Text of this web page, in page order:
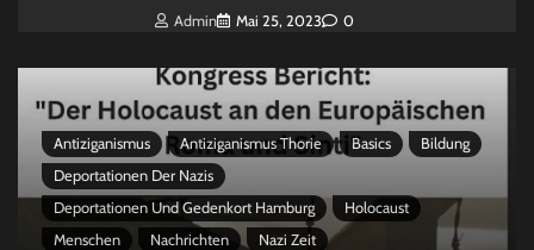
Admin Mai 25, 2023 0
Antiziganismus Antiziganismus Thorie Basics
Bildung
Deportationen Der Nazis
Deportationen Und Gedenkort Hamburg
Holocaust
Menschen
Nachrichten Nazi Zeit